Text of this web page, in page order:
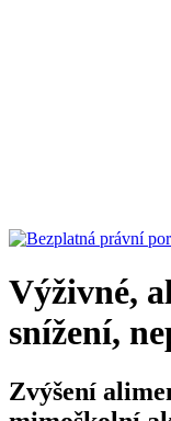
Výživné,
snížení,
Zvýšení